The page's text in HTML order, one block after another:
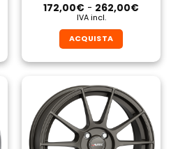
172,00€ - 262,00€Fascia
IVA incl.
ACQUISTA
prodotto
ha
più
varianti.
Le
opzioni